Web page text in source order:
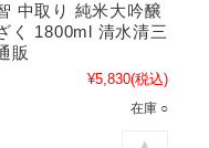
中取り 純米大吟醸
く 1800ml 清水清三
販
¥5,830(税込)
在庫 ○